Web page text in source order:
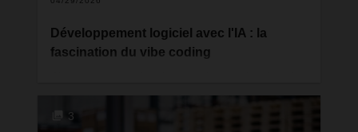
Développement logiciel avec l'IA : la
fascination du vibe coding
discussions sur la digitalisation : le "vibe coding".
Le concept séduit un large public, des dirigeants
3